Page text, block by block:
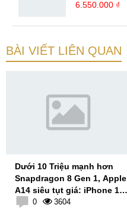
6.550.000 ₫
BÀI VIẾT LIÊN QUAN
Dưới 10 Triệu mạnh hơn
Snapdragon 8 Gen 1, Apple
A14 siêu tụt giá: iPhone 12
0 3604